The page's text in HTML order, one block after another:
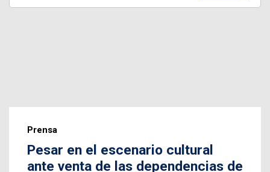
Prensa
Pesar en el escenario cultural
ante venta de las dependencias de